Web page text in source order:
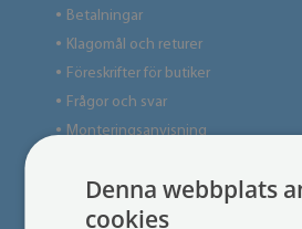
● Betalningar
● Klagomål och returer
● Föreskrifter för butiker
● Frågor och svar
● Monteringsanvisning
Regler för kampanjen
Denna webbplats
cookies